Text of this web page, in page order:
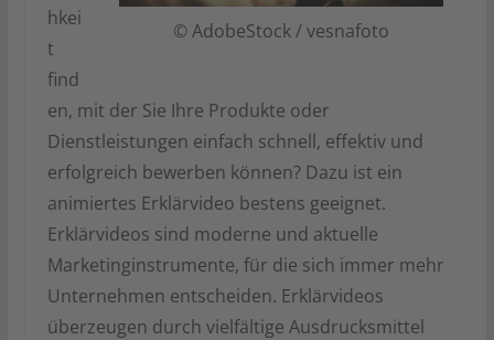
© AdobeStock / vesnafoto
hkei
t
find
en, mit der Sie Ihre Produkte oder
Dienstleistungen einfach schnell, effektiv und
erfolgreich bewerben können? Dazu ist ein
animiertes Erklärvideo bestens geeignet.
Erklärvideos sind moderne und aktuelle
Marketinginstrumente, für die sich immer mehr
Unternehmen entscheiden. Erklärvideos
überzeugen durch vielfältige Ausdrucksmittel